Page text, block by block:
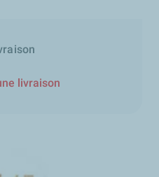
livraison